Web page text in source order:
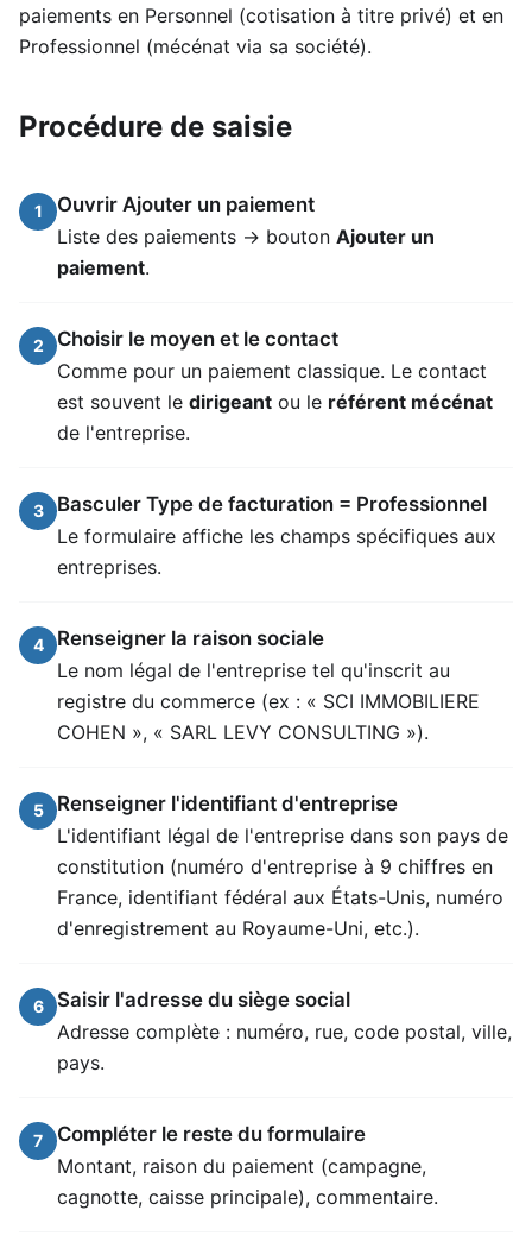
paiements en Personnel (cotisation à titre privé) et en
Professionnel (mécénat via sa société).
Procédure de saisie
1
Ouvrir Ajouter un paiement
Liste des paiements → bouton Ajouter un
paiement.
2
Choisir le moyen et le contact
Comme pour un paiement classique. Le contact
est souvent le dirigeant ou le référent mécénat
de l'entreprise.
3
Basculer Type de facturation = Professionnel
Le formulaire affiche les champs spécifiques aux
entreprises.
4
Renseigner la raison sociale
Le nom légal de l'entreprise tel qu'inscrit au
registre du commerce (ex : « SCI IMMOBILIERE
COHEN », « SARL LEVY CONSULTING »).
5
Renseigner l'identifiant d'entreprise
L'identifiant légal de l'entreprise dans son pays de
constitution (numéro d'entreprise à 9 chiffres en
France, identifiant fédéral aux États-Unis, numéro
d'enregistrement au Royaume-Uni, etc.).
6
Saisir l'adresse du siège social
Adresse complète : numéro, rue, code postal, ville,
pays.
7
Compléter le reste du formulaire
Montant, raison du paiement (campagne,
cagnotte, caisse principale), commentaire.